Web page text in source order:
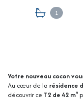
1
Votre nouveau cocon
Au cœur de la résidence
découvrir ce T2 de 42 m²